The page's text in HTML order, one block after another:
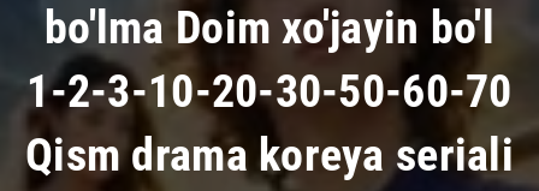
bo'lma Doim xo'jayin bo'l
1-2-3-10-20-30-50-60-70
Qism drama koreya seriali